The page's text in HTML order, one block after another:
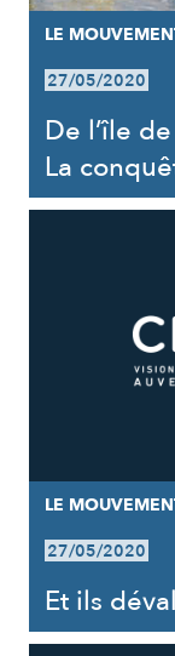
LE
27/05/2020
De l’île
La
LE
27/05/2020
Et ils